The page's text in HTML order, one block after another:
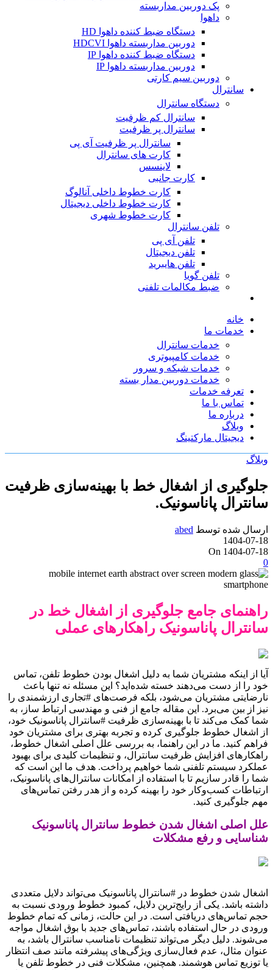
پک دوربین مداربسته
داهوا
دستگاه ضبط کننده داهوا HD
دوربین مداربسته داهوا HDCVI
دستگاه ضبط کننده داهوا IP
دوربین مداربسته داهوا IP
دوربین سیم کارتی
سانترال
دستگاه سانترال
سانترال کم ظرفیت
سانترال پر ظرفیت
سانترال پر ظرفیت آی پی
کارت های سانترال
لاینسس
کارت جانبی
کارت خطوط داخلی آنالوگ
کارت خطوط داخلی دیجیتال
کارت خطوط شهری
تلفن سانترال
تلفن آی پی
تلفن دیجیتال
تلفن هایبرید
تلفن گویا
ضبط مکالمات تلفنی
خانه
خدمات ما
خدمات سانترال
خدمات کامپیوتری
خدمات شبکه و سرور
خدمات دوربین مدار بسته
تعرفه خدمات
تماس با ما
درباره ما
وبلاگ
دیجیتال مارکتینگ
وبلاگ
جلوگیری از اشغال خط با بهینه‌سازی ظرفیت
سانترال پاناسونیک.
ارسال شده توسط abed
1404-07-18
On 1404-07-18
0
راهنمای جامع جلوگیری از اشغال خط در
سانترال پاناسونیک راهکارهای عملی
آیا از اینکه مشتریان شما به دلیل اشغال بودن خطوط تلفن، تماس
خود را از دست می‌دهند خسته شده‌اید؟ این مسئله نه تنها باعث
نارضایتی مشتریان می‌شود، بلکه فرصت‌های #تجاری ارزشمندی را
نیز از بین می‌برد. این مقاله جامع از فنی و مهندسی ارتباط ساز، به
شما کمک می‌کند تا با بهینه‌سازی ظرفیت #سانترال پاناسونیک خود،
از اشغال خطوط جلوگیری کرده و تجربه بهتری برای مشتریان خود
فراهم کنید. ما در این راهنما، به بررسی علل اصلی اشغال خطوط،
راهکارهای افزایش ظرفیت سانترال، و تنظیمات کلیدی برای بهبود
عملکرد سیستم تلفنی شما خواهیم پرداخت. هدف ما این است که
شما را قادر سازیم تا با استفاده از امکانات سانترال‌های پاناسونیک،
ارتباطات کسب‌وکار خود را بهینه کرده و از هدر رفتن تماس‌های
مهم جلوگیری کنید.
علل اصلی اشغال شدن خطوط سانترال پاناسونیک
شناسایی و رفع مشکلات
اشغال شدن خطوط در #سانترال پاناسونیک می‌تواند دلایل متعددی
داشته باشد. یکی از رایج‌ترین دلایل، کمبود خطوط ورودی نسبت به
حجم تماس‌های دریافتی است. در این حالت، زمانی که تمام خطوط
ورودی در حال استفاده باشند، تماس‌های جدید با بوق اشغال مواجه
می‌شوند. دلیل دیگر می‌تواند تنظیمات نامناسب سانترال باشد، به
عنوان مثال، عدم فعال‌سازی ویژگی‌های پیشرفته مانند صف انتظار
یا توزیع تماس هوشمند. همچنین، مشکلات فنی در خطوط تلفن یا